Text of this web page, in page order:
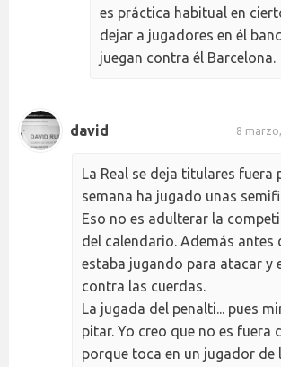
es práctica habitual en
dejar a jugadores en él
juegan contra él Barcelona.
david 8
La Real se deja titulares fuera
semana ha jugado unas
Eso no es adulterar la
del calendario. Además antes
estaba jugando para atacar y
contra las cuerdas.
La jugada del penalti... pues
pitar. Yo creo que no es fuera
porque toca en un jugador de